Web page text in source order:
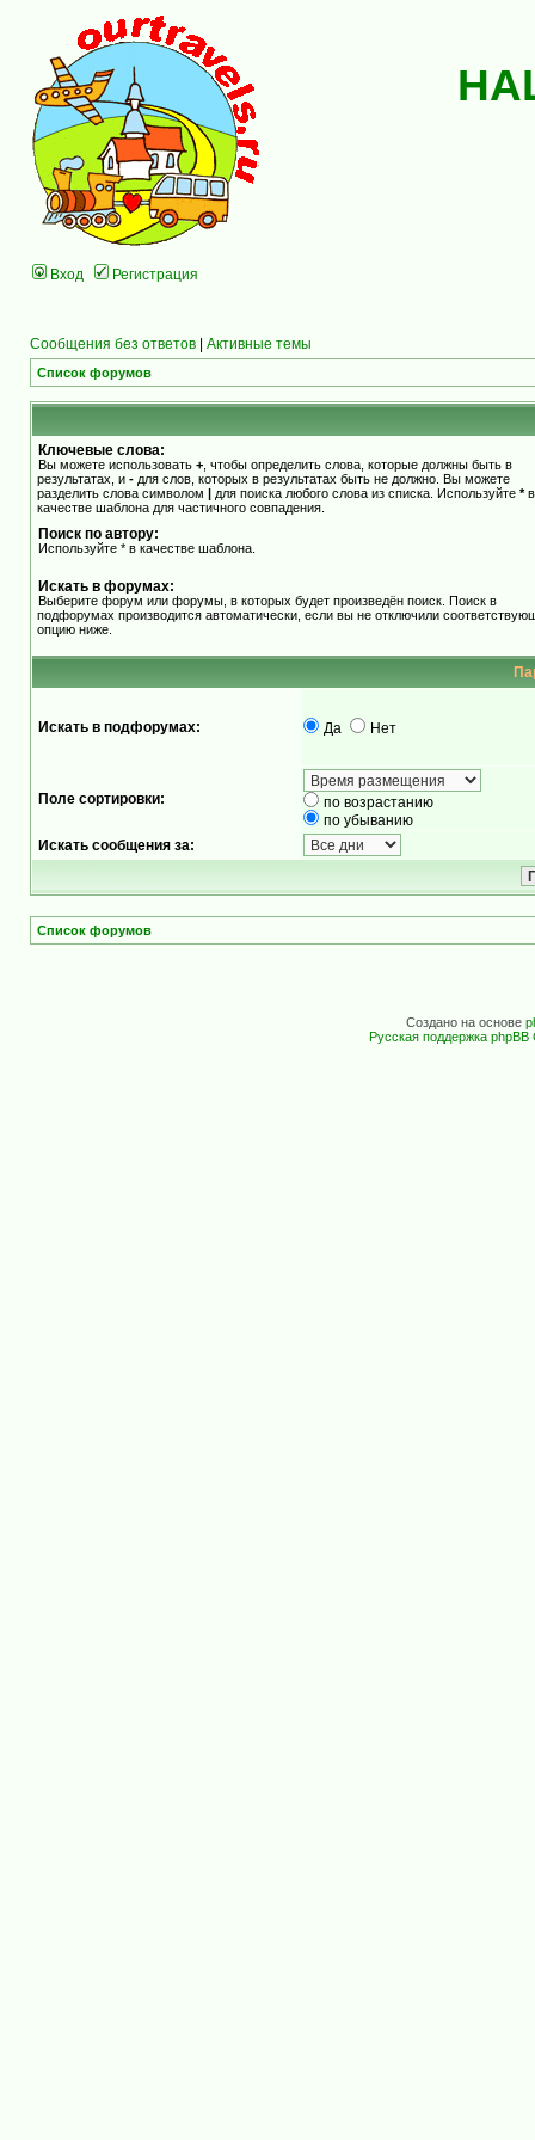
Вход Регистрация
Сообщения без ответов | Активные темы
Список форумов
Ключевые слова:
Вы можете использовать + , чтобы определить слова, которые должны быть в
результатах, и - для слов, которых в результатах быть не должно. Вы можете
разделить слова символом | для поиска любого слова из списка. Используйте *в
качестве шаблона для частичного совпадения.
Поиск по автору:
Используйте * в качестве шаблона.
Искать в форумах:
Выберите форум или форумы, в которых будет произведён поиск. Поиск в
подфорумах производится автоматически, если вы не отключили
опцию ниже.
Искать в подфорумах: Да Нет
Поле сортировки:
по возрастанию
по убыванию
Искать сообщения за:
Список форумов
Создано на основе
Русская поддержка phpBB